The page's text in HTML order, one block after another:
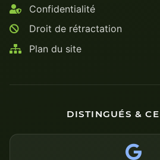
Confidentialité
Droit de rétractation
Plan du site
DISTINGUÉS &